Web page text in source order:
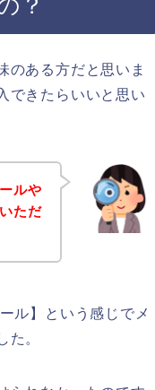
？
のある方だと思いま
できたらいいと思い
ルや
ただ
ル】という感じでメ
た。